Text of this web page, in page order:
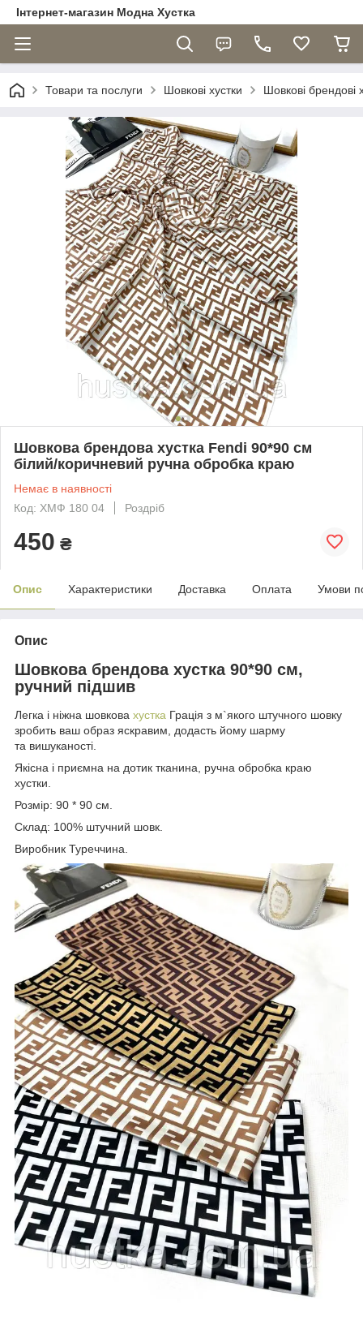
Інтернет-магазин Модна Хустка
Товари та послуги Шовкові хустки Шовкові брендові
Шовкова брендова хустка Fendi 90*90 см
білий/коричневий ручна обробка краю
Немає в наявності
Код: ХМФ 180 04
Роздріб
450 ₴
Опис Характеристики Доставка Оплата Умови
Опис
Шовкова брендова хустка 90*90 см,
ручний підшив
Легка і ніжна шовкова хустка Грація з м`якого штучного шовку
зробить ваш образ яскравим, додасть йому шарму
та вишуканості.
Якісна і приємна на дотик тканина, ручна обробка краю
хустки.
Розмір: 90 * 90 см.
Склад: 100% штучний шовк.
Виробник Туреччина.